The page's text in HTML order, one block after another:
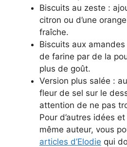
Biscuits au zeste :
citron ou d’une
fraîche.
Biscuits aux
de farine par de la
plus de goût.
Version plus salée :
fleur de sel sur le
attention de ne pas
Pour d’autres idées
même auteur, vous
articles d’Elodie qui